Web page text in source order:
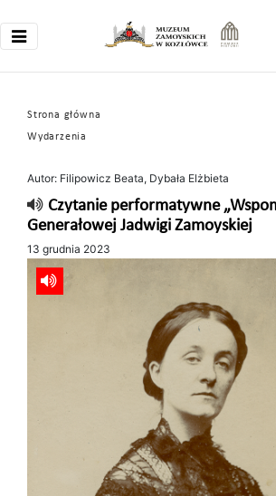
Strona główna
Wydarzenia
Autor: Filipowicz Beata, Dybała Elżbieta
Czytanie performatywne
Generałowej Jadwigi Zamoyskiej
13 grudnia 2023